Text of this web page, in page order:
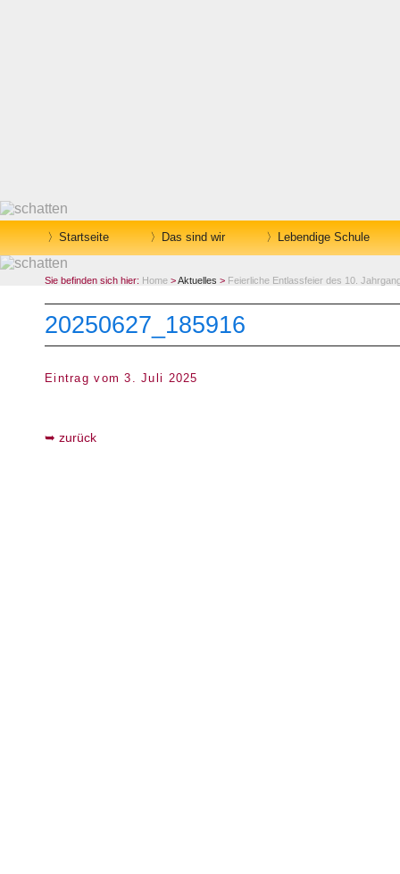
Startseite Das sind wir Lebendige Schule
Sie befinden sich hier: Home >Aktuelles > Feierliche Entlassfeier des 10.
20250627_185916
Eintrag vom 3. Juli 2025
zurück